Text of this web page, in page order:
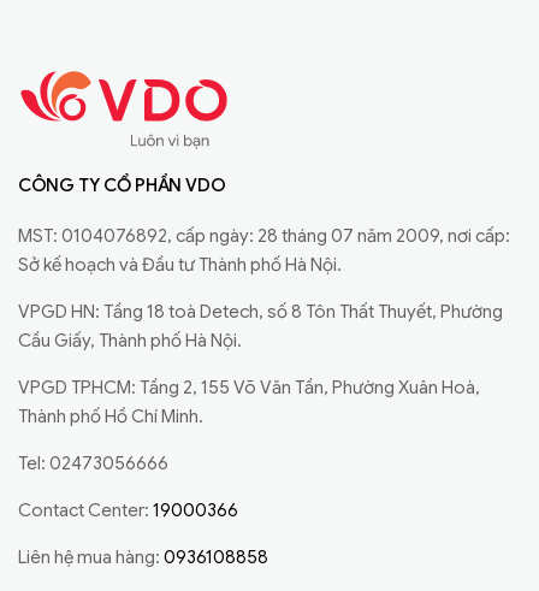
CÔNG TY CỔ PHẦN VDO
MST: 0104076892, cấp ngày: 28 tháng 07 năm 2009, nơi cấp:
Sở kế hoạch và Đầu tư Thành phố Hà Nội.
VPGD HN: Tầng 18 toà Detech, số 8 Tôn Thất Thuyết, Phường
Cầu Giấy, Thành phố Hà Nội.
VPGD TPHCM: Tầng 2, 155 Võ Văn Tần, Phường Xuân Hoà,
Thành phố Hồ Chí Minh.
Tel: 02473056666
Contact Center: 19000366
Liên hệ mua hàng: 0936108858